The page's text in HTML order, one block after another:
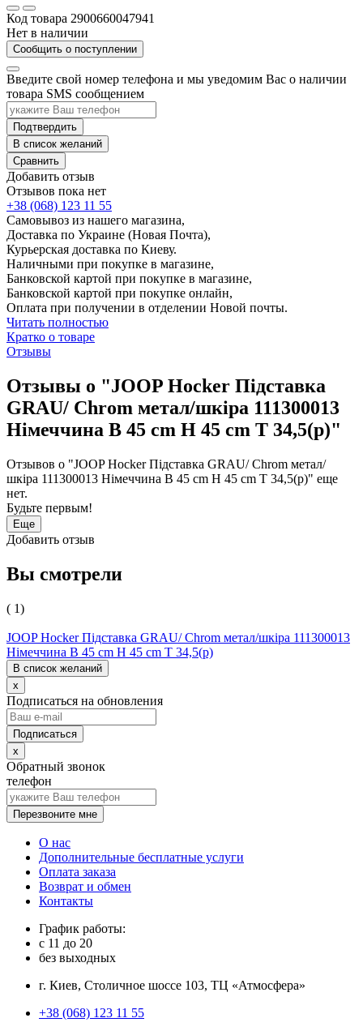
Код товара 2900660047941
Нет в наличии
Сообщить о поступлении
Введите свой номер телефона и мы уведомим Вас о наличии
товара SMS сообщением
Подтвердить
В список желаний
Сравнить
Добавить отзыв
Отзывов пока нет
+38 (068) 123 11 55
Самовывоз из нашего магазина,
Доставка по Украине (Новая Почта),
Курьерская доставка по Киеву.
Наличными при покупке в магазине,
Банковской картой при покупке в магазине,
Банковской картой при покупке онлайн,
Оплата при получении в отделении Новой почты.
Читать полностью
Кратко о товаре
Отзывы
Отзывы о "JOOP Hocker Підставка
GRAU/ Chrom метал/шкіра 111300013
Німеччина B 45 cm H 45 cm T 34,5(р)"
Отзывов о "JOOP Hocker Підставка GRAU/ Chrom метал/
шкіра 111300013 Німеччина B 45 cm H 45 cm T 34,5(р)" еще
нет.
Будьте первым!
Еще
Добавить отзыв
Вы смотрели
( 1)
JOOP Hocker Підставка GRAU/ Chrom метал/шкіра 111300013
Німеччина B 45 cm H 45 cm T 34,5(р)
В список желаний
x
Подписаться на обновления
x
Обратный звонок
телефон
Перезвоните мне
О нас
Дополнительные бесплатные услуги
Оплата заказа
Возврат и обмен
Контакты
График работы:
с 11 до 20
без выходных
г. Киев, Столичное шоссе 103, ТЦ «Атмосфера»
+38 (068) 123 11 55